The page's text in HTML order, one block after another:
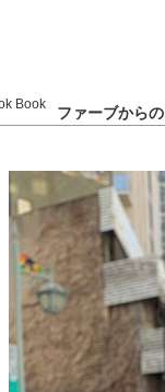
ファーブから